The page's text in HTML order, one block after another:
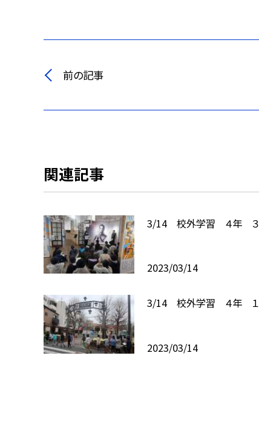
前の記事
関連記事
3/14 校外学習 ４年 ３
2023/03/14
3/14 校外学習 ４年 １
2023/03/14